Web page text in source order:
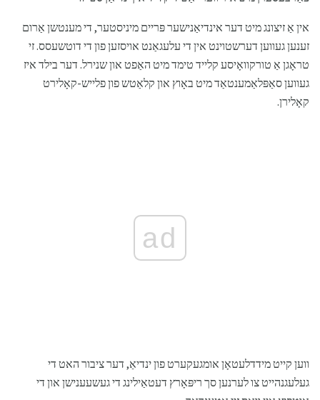
אין אַ זיצונג מיט דער אינדיאַנישער פּריים מיניסטער, די מענטשן אַרום
זענען געווען דערשטוינט אין די עלעגאַנט אויסזען פון די דוטשעסס. זי
טראָגן אַ טורקוואָיסע קלייד טימד מיט האַפט און שנירל. דער בילד איז
געווען סאַפּלאַמענטאַד מיט באָוץ און קלאַטש פון פלייש-קאָלירט
קאָלירן.
ad
ווען קייט מידדלעטאָן אומגעקערט פון ינדיאַ, דער ציבור האט די
געלעגנהייט צו לערנען סך ריפּאָרץ דעטאַילינג די געשעענישן און די